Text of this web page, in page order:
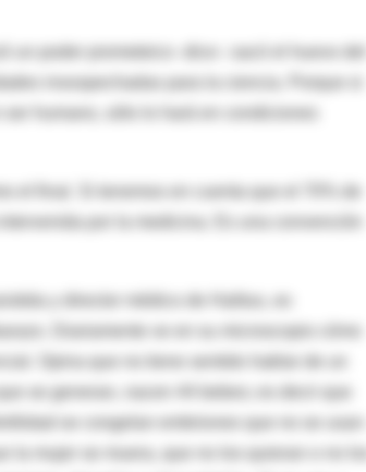
insospechadas para la ciencia. Porque si
humano, sólo lo hará en condiciones
el final. Si tenemos en cuenta que el 70% de
y director médico de Halitus, es
Diariamente ve en su microscopio cómo
se generan, nacen 44 bebes; es decir que
se congelan embriones que no se usan -